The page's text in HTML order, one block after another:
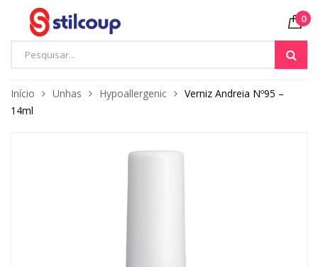
0
Início Unhas Hypoallergenic
Verniz Andreia Nº95 –
14ml